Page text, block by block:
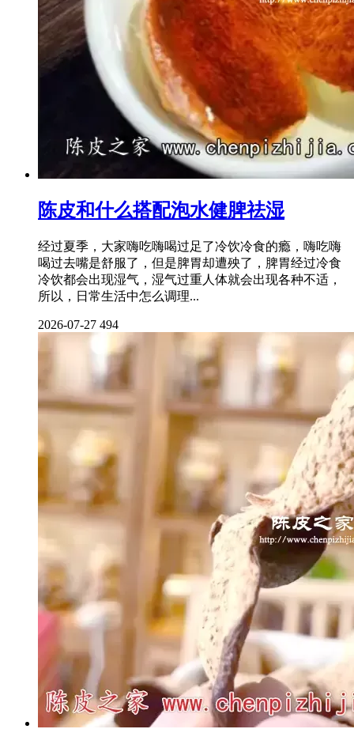
陈皮和什么搭配泡水健脾祛湿
经过夏季，大家嗨吃嗨喝过足了冷饮冷食的瘾，嗨吃嗨
喝过去嘴是舒服了，但是脾胃却遭殃了，脾胃经过冷食
冷饮都会出现湿气，湿气过重人体就会出现各种不适，
所以，日常生活中怎么调理...
2026-07-27 494